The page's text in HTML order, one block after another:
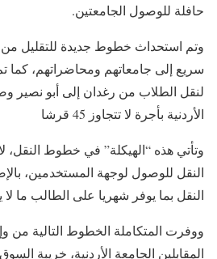
حافلة للوصول الجامعتين.
وتم استحداث خطوط جديدة للتقليل
سريع إلى جامعاتهم ومحاضراتهم، كما
لنقل الطلاب من رغدان إلى أبو نصير
الأردنية بأجرة لا تتجاوز 45 قرشا
وتأتي هذه “الهيكلة” في خطوط النقل،
النقل للوصول لوجهة المستخدمين،
النقل بما يوفر شهريا على الطالب ما لا
ووفرت المتكاملة الخطوط التالية من
المقابلين الجامعة الأردنية، خريبة